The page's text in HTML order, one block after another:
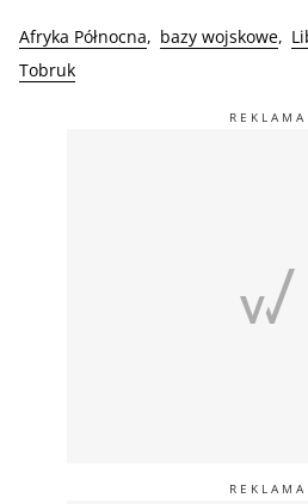
Afryka Północna bazy wojskowe
Tobruk